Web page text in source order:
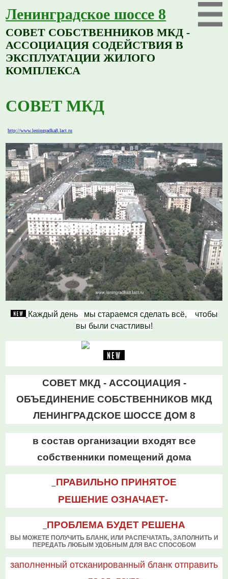
Ленинградское шоссе 8
СОВЕТ СОБСТВЕННИКОВ МКД -
АССОЦИАЦИЯ СОДЕЙСТВИЯ В
ЭКСПЛУАТАЦИИ ЖИЛОГО
КОМПЛЕКСА
СОВЕТ МКД
http://www.leningradka8.lact.ru
Каждый день мы стараемся сделать всё, чтобы
вы были счастливы!
СОВЕТ МКД - АССОЦИАЦИЯ -
ОБЪЕДИНЕНИЕ СОБСТВЕННИКОВ МКД
ЛЕНИНГРАДСКОЕ ШОССЕ ДОМ 8
в состав организации входят все
собственники помещений дома
ПРАВИЛЬНО ПРИНЯТОЕ
РЕШЕНИЕ ОЗНАЧАЕТ-
ПРОБЛЕМА БУДЕТ РЕШЕНА
ВЫ МОЖЕТЕ ПОЛУЧИТЬ БЛАНК, ИЛИ РАСПЕЧАТАТЬ, ЗАПОЛНИТЬ И
ПЕРЕДАТЬ ЛЮБЫМ УДОБНЫМ ДЛЯ ВАС СПОСОБОМ
заполненный отсканированный бланк отправить